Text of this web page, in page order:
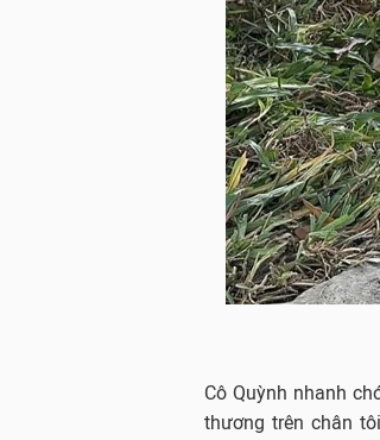
Cô Quỳnh nhanh
thương trên chân